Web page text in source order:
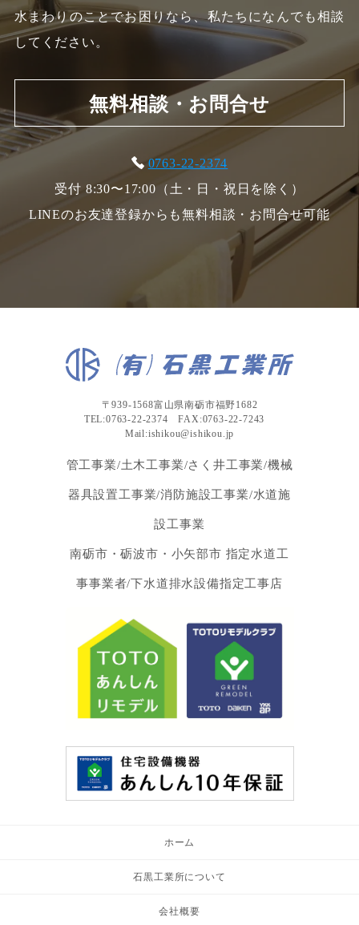
水まわりのことでお困りなら、私たちになんでも相談
してください。
無料相談・お問合せ
0763-22-2374
受付 8:30〜17:00（土・日・祝日を除く）
LINEのお友達登録からも無料相談・お問合せ可能
〒939-1568富山県南砺市福野1682
TEL:0763-22-2374 FAX:0763-22-7243
Mail:ishikou@ishikou.jp
管工事業/土木工事業/さく井工事業/機械
器具設置工事業/消防施設工事業/水道施
設工事業
南砺市・砺波市・小矢部市 指定水道工
事事業者/下水道排水設備指定工事店
ホーム
石黒工業所について
会社概要